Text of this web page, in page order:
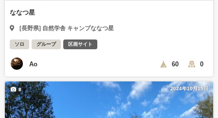
ななつ星
[長野県] 自然学舎 キャンプななつ星
ソロ グループ 区画サイト
Ao 60 0
2024年10月15日
8